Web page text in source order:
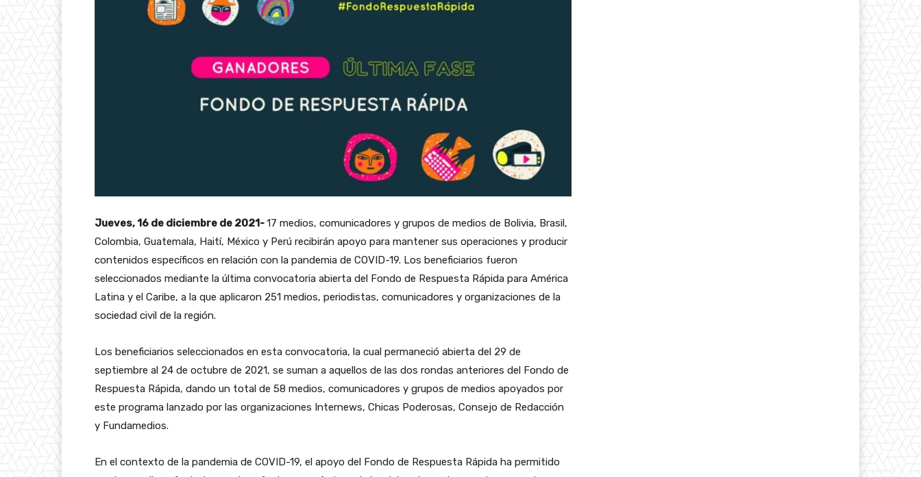
Jueves, 16 de diciembre de 2021-17 medios, comunicadores y grupos de medios de Bolivia, Brasil,
Colombia, Guatemala, Haití, México y Perú recibirán apoyo para mantener sus operaciones y producir
contenidos específicos en relación con la pandemia de COVID-19. Los beneficiarios fueron
seleccionados mediante la última convocatoria abierta del Fondo de Respuesta Rápida para América
Latina y el Caribe, a la que aplicaron 251 medios, periodistas, comunicadores y organizaciones de la
sociedad civil de la región.
Los beneficiarios seleccionados en esta convocatoria, la cual permaneció abierta del 29 de
septiembre al 24 de octubre de 2021, se suman a aquellos de las dos rondas anteriores del Fondo de
Respuesta Rápida, dando un total de 58 medios, comunicadores y grupos de medios apoyados por
este programa lanzado por las organizaciones Internews, Chicas Poderosas, Consejo de Redacción
y Fundamedios.
En el contexto de la pandemia de COVID-19, el apoyo del Fondo de Respuesta Rápida ha permitido